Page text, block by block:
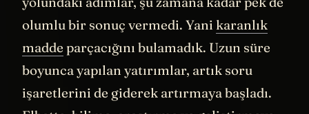
yolundaki adımlar, şu zamana kadar pek de
olumlu bir sonuç vermedi. Yani karanlık
maddeparçacığını bulamadık. Uzun süre
boyunca yapılan yatırımlar, artık soru
işaretlerini de giderek artırmaya başladı.